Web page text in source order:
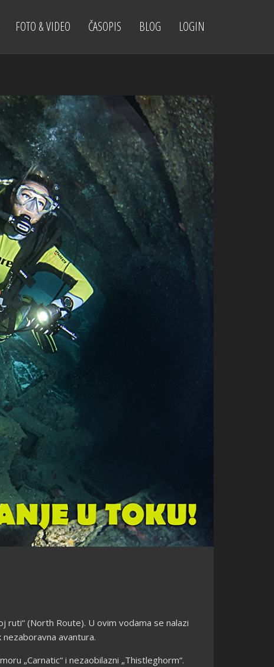
FOTO & VIDEO ČASOPIS BLOG LOGIN
ruti“ (North Route). U ovim vodama se nalazi
avantura.
„Carnatic“ i nezaobilazni „Thistleghorm“.